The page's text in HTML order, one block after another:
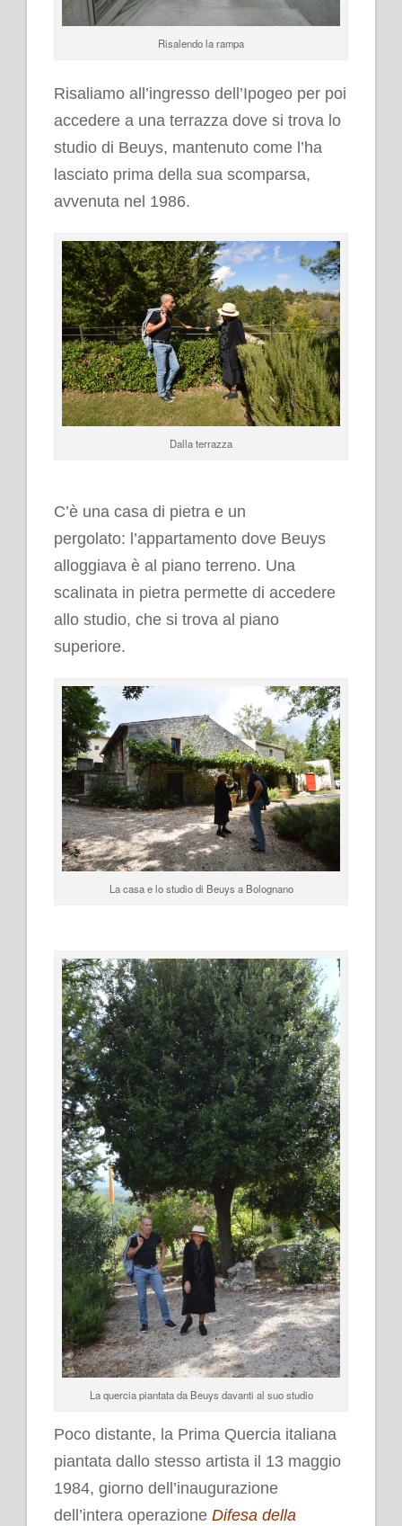
Risalendo la rampa
Risaliamo all’ingresso dell’Ipogeo per poi
accedere a una terrazza dove si trova lo
studio di Beuys, mantenuto come l’ha
lasciato prima della sua scomparsa,
avvenuta nel 1986.
Dalla terrazza
C’è una casa di pietra e un
pergolato: l’appartamento dove Beuys
alloggiava è al piano terreno. Una
scalinata in pietra permette di accedere
allo studio, che si trova al piano
superiore.
La casa e lo studio di Beuys a Bolognano
La quercia piantata da Beuys davanti al suo studio
Poco distante, la Prima Quercia italiana
piantata dallo stesso artista il 13 maggio
1984, giorno dell’inaugurazione
dell’intera operazione Difesa della